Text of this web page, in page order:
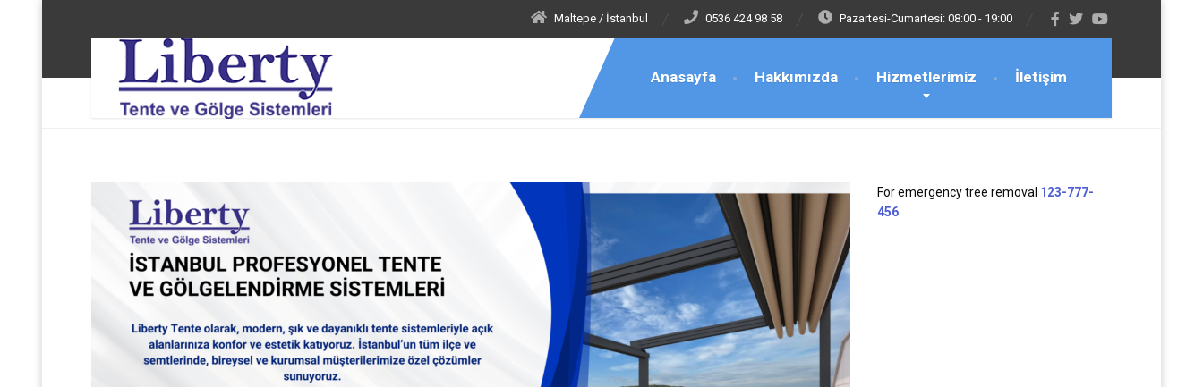
Maltepe / İstanbul 0536 424 98 58 Pazartesi-Cumartesi: 08:00 - 19:00
Anasayfa Hakkımızda Hizmetlerimiz İletişim
Liberty Tente ve Gölge Sistemleri Bağcılar Güneşli Tente Satış
For emergency tree removal 123-777-
456